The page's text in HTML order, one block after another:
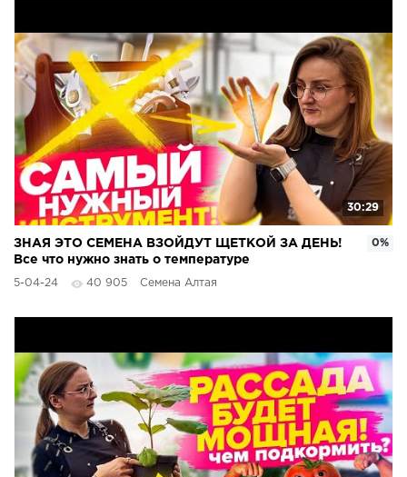
30:29
ЗНАЯ ЭТО СЕМЕНА ВЗОЙДУТ ЩЕТКОЙ ЗА ДЕНЬ!
Все что нужно знать о температуре
5-04-24 40 905 Семена Алтая
0%